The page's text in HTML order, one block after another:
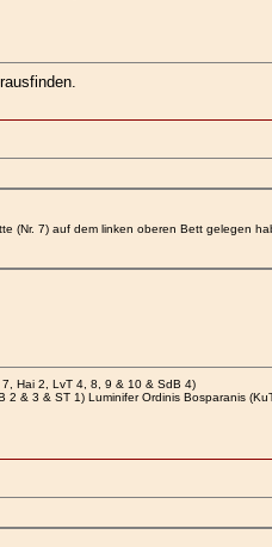
(Nr. 7) auf dem linken oberen Bett gelegen
Hai 2, LvT 4, 8, 9 & 10 & SdB 4)
& 3 & ST 1) Luminifer Ordinis Bosparanis